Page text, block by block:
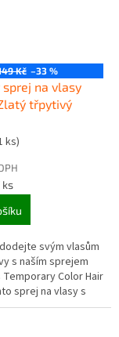
Kč –33 %
sprej na vlasy
třpytivý
ks)
svým vlasům
s naším sprejem
Color Hair
sprej na vlasy s
je ideální pro